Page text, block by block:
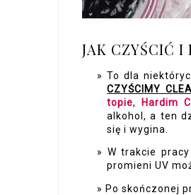
JAK CZYŚCIĆ I
To dla
CZYŚCIMY
topie,Hardim
alkohol, a ten
się i wygina.
W trakcie
promieni UV
Po skończonej